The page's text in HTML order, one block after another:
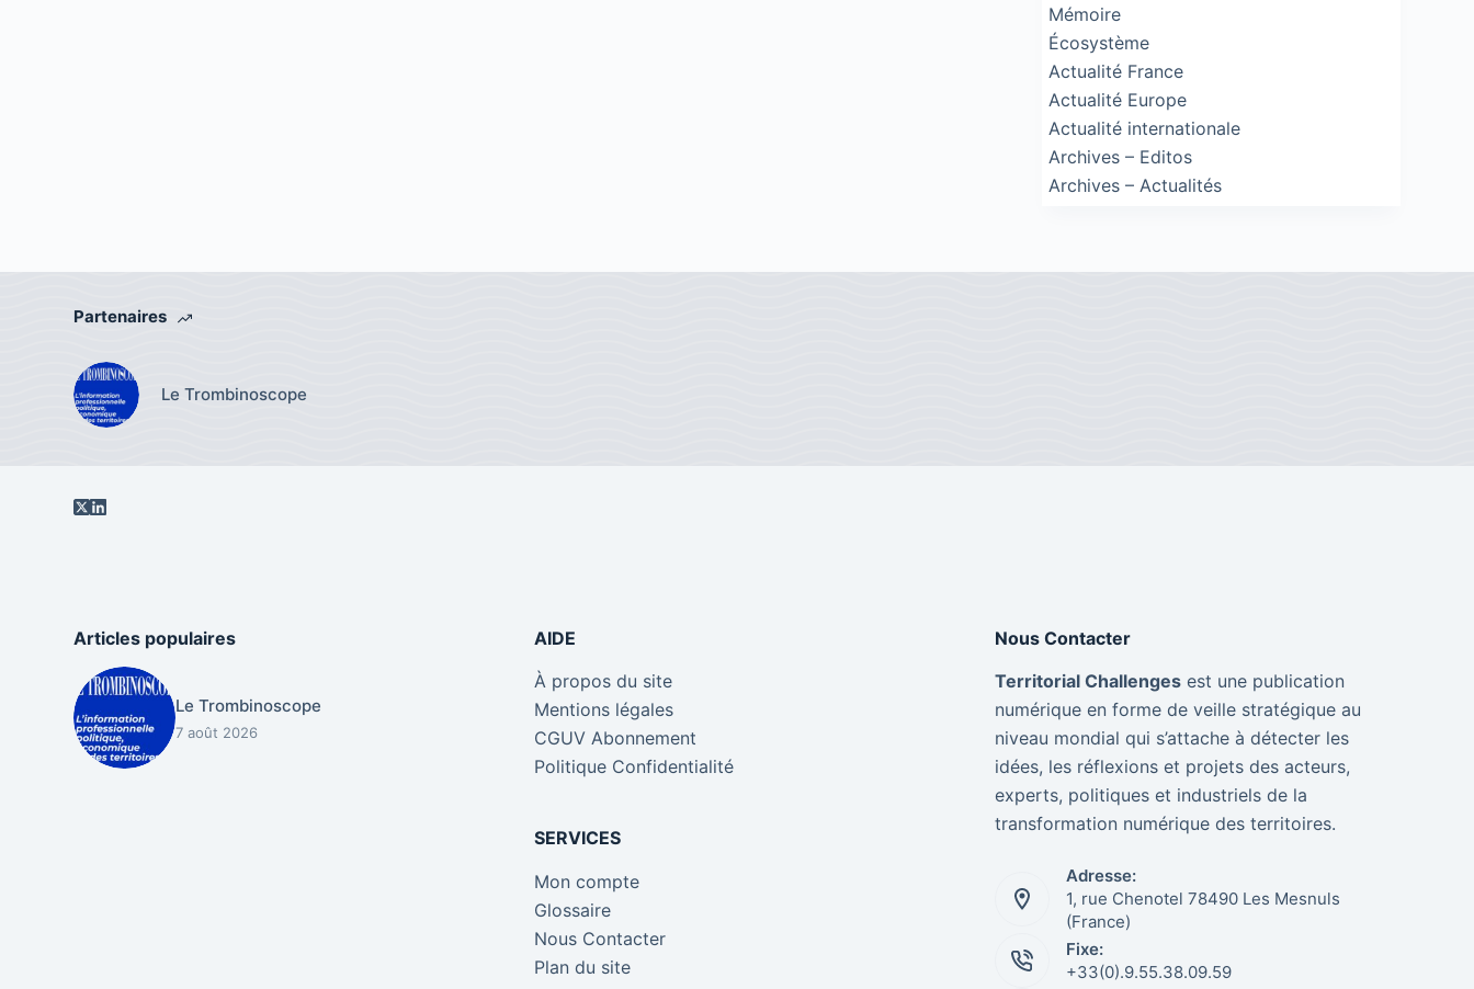
Mémoire
Écosystème
Actualité France
Actualité Europe
Actualité internationale
Archives – Editos
Archives – Actualités
Partenaires
Le Trombinoscope
Articles populaires
Le Trombinoscope
7 août 2026
AIDE
À propos du site
Mentions légales
CGUV Abonnement
Politique Confidentialité
SERVICES
Mon compte
Glossaire
Nous Contacter
Plan du site
Nous Contacter
Territorial Challengesest une publication
numérique en forme de veille stratégique au
niveau mondial qui s’attache à détecter les
idées, les réflexions et projets des acteurs,
experts, politiques et industriels de la
transformation numérique des territoires.
Adresse:
1, rue Chenotel 78490 Les Mesnuls
(France)
Fixe:
+33(0).9.55.38.09.59